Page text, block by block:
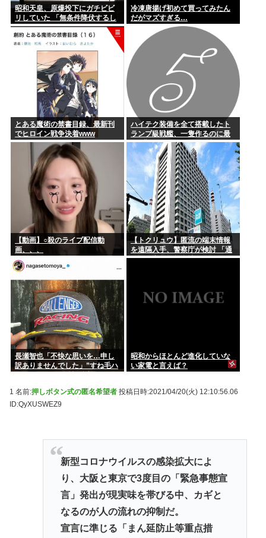
昭和天皇、原爆投下にガチビビ
リしていた 「無条件降伏するし
かないんよ 」
冷凍唐揚げ初めて買ってみたん
だがマズすぎる…
とある魔術の禁書目録、最新刊
でヒロイン戦争決着www
ハイテク装備を全て搭載したト
ランプ級戦艦、一隻作るのに最
低4兆円かかりいきなり詰む
【動画】○殺のライブ配信動
画、、、
【トクリュウ】匿流の端末情報
を遠隔入手、警察庁が検討 「通
信の秘密」と整合性は
長瀬智也「不快な思いを…申し
訳ありませんでした」”すね毛ハ
昭和からほとんど進化していな
い家電と言えば？
1 名前:押しボタン式の匿名希望者 投稿日時:2021/04/20(火) 12:10:56.06
ID:QyXUSWEZ9
新型コロナウイルスの感染拡大によ
り、大阪と東京で3度目の「緊急事態宣
言」発出が現実味を帯びる中、カギと
なるのが人の流れの抑制だ。
宣言に準じる「まん延防止等重点措